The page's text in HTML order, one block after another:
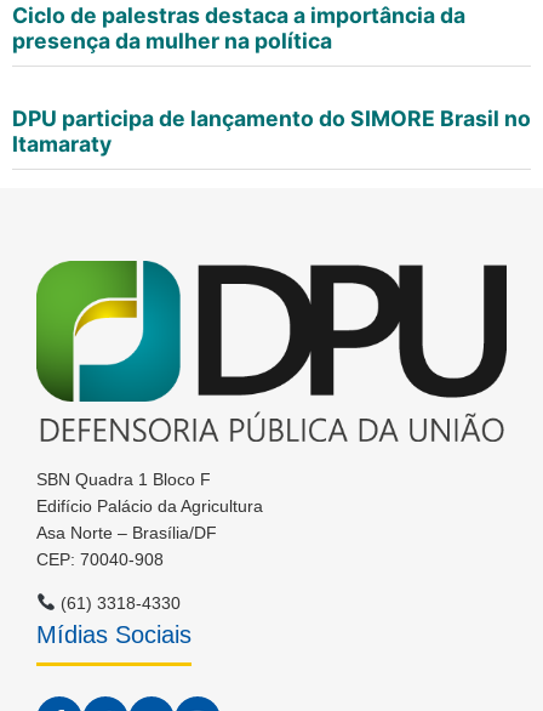
Ciclo de palestras destaca a importância da
presença da mulher na política
DPU participa de lançamento do SIMORE Brasil no
Itamaraty
SBN Quadra 1 Bloco F
Edifício Palácio da Agricultura
Asa Norte – Brasília/DF
CEP: 70040-908
(61) 3318-4330
Mídias Sociais